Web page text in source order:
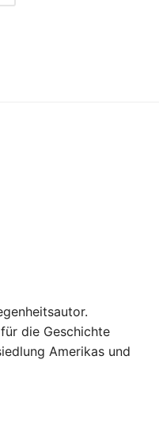
die Geschichte
Amerikas und